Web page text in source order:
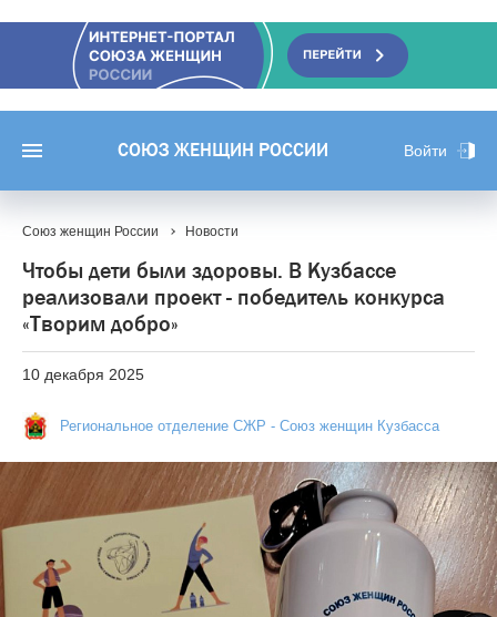
СОЮЗ ЖЕНЩИН РОССИИ Войти
Союз женщин России Новости
Чтобы дети были здоровы. В Кузбассе
реализовали проект - победитель конкурса
«Творим добро»
10 декабря 2025
Региональное отделение СЖР - Союз женщин Кузбасса